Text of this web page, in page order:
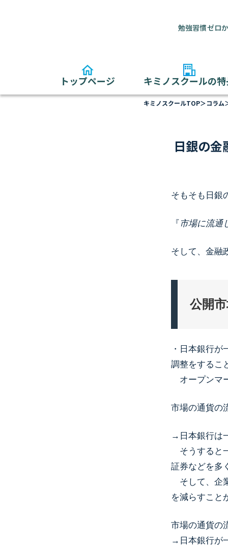
勉強習慣ゼロ
トップページ キミノスクールの
キミノスクールTOP＞コラム
日銀の
そもそも日銀
『 市場に流通
そして、金融
公開
・日本銀行
調整をするこ
オープンマ
市場の通貨の
→日本銀行は
そうすると
証券などを多
そして、企
を減らすこと
市場の通貨の
→日本銀行が